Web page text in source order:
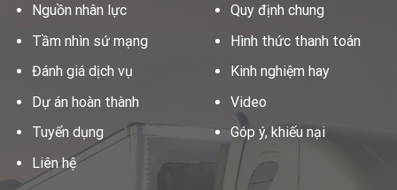
Nguồn nhân lực
Tầm nhìn sứ mạng
Đánh giá dịch vụ
Dự án hoàn thành
Tuyển dụng
Liên hệ
Quy định chung
Hình thức thanh toán
Kinh nghiệm hay
Video
Góp ý, khiếu nại